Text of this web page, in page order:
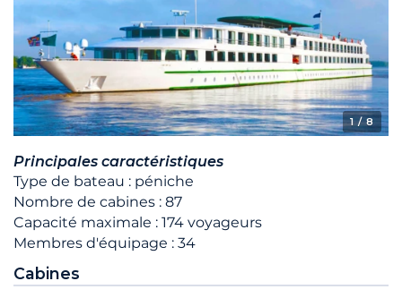
1/ 8
Principales caractéristiques
Type de bateau : péniche
Nombre de cabines : 87
Capacité maximale : 174 voyageurs
Membres d'équipage : 34
Cabines